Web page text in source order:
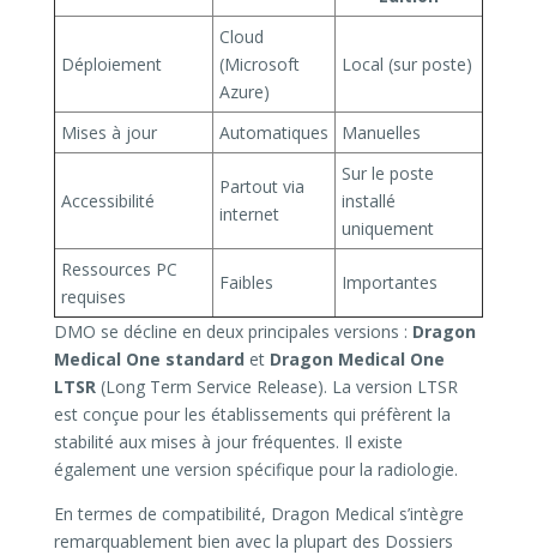
Déploiement
Cloud
(Microsoft
Azure)
Local (sur poste)
Mises à jour Automatiques Manuelles
Accessibilité
Partout via
internet
Sur le poste
installé
uniquement
Ressources PC
requises
Faibles Importantes
DMO se décline en deux principales versions : Dragon
Medical One standard et Dragon Medical One
LTSR(Long Term Service Release). La version LTSR
est conçue pour les établissements qui préfèrent la
stabilité aux mises à jour fréquentes. Il existe
également une version spécifique pour la radiologie.
En termes de compatibilité, Dragon Medical s’intègre
remarquablement bien avec la plupart des Dossiers